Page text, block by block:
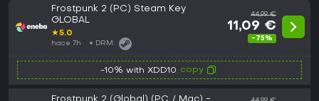
Frostpunk 2 (PC) Steam Key
GLOBAL
★5.0
hace 7h DRM:
44,99 €
11,09 €
-75%
-10% with XDD10 copy